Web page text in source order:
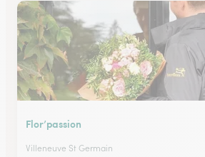
Flor’passion
Villeneuve St Germain